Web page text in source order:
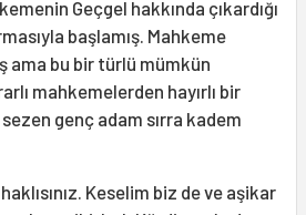
Geçgel hakkında çıkardığı
başlamış. Mahkeme
ama bu bir türlü mümkün
mahkemelerden hayırlı bir
genç adam sırra kadem
Keselim biz de ve aşikar